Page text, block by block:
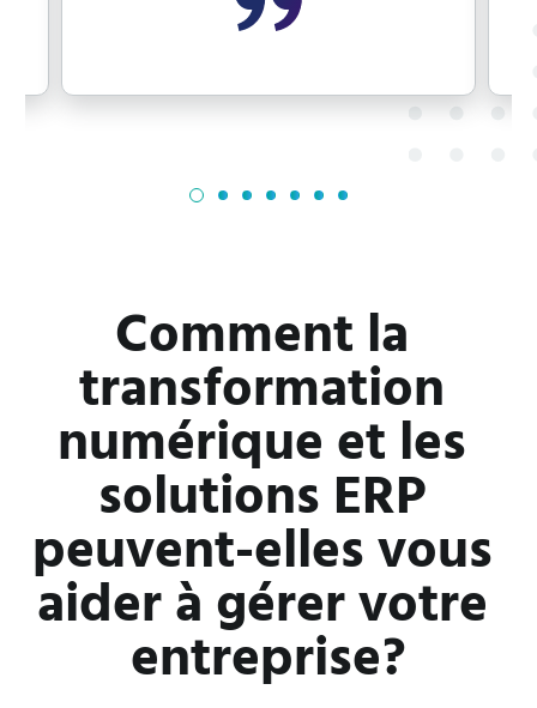
Comment la
transformation
numérique et les
solutions ERP
peuvent-elles vous
aider à gérer votre
entreprise?